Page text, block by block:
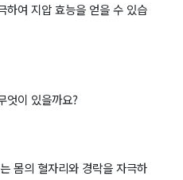
하여 지압 효능을 얻을 수 있습
엇이 있을까요?
몸의 혈자리와 경락을 자극하